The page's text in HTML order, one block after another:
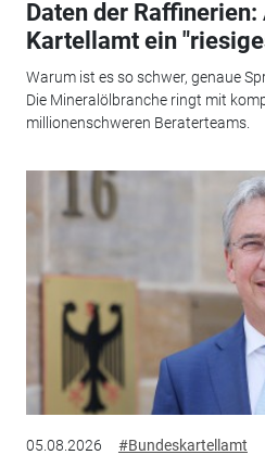
Daten der
Kartellamt ein
Warum ist es so schwer, genaue
Die Mineralölbranche ringt mit
millionenschweren Beraterteams.
05.08.2026 #Bundeskartellamt